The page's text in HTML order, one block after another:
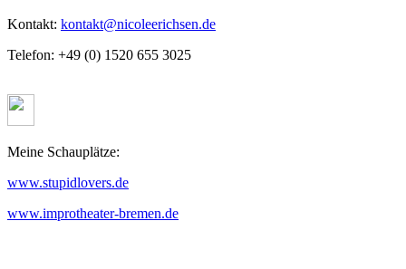
Kontakt: kontakt@nicoleerichsen.de
Telefon: +49 (0) 1520 655 3025
Meine Schauplätze:
www.stupidlovers.de
www.improtheater-bremen.de